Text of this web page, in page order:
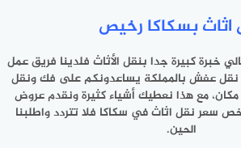
اثاث بسكاكا رخيص
خبرة كبيرة جدا بنقل الأثاث فلدينا فريق عمل
عفش بالمملكة يساعدونكم على فك ونقل
مكان، مع هذا نعطيك أشياء كثيرة ونقدم عروض
سعر نقل اثاث في سكاكا فلا تتردد واطلبنا
الحين.